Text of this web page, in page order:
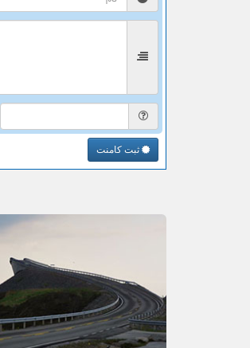
ثبت کامنت